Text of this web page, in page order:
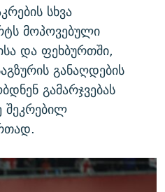
სხვა
მოპოვებული
და ფეხბურთში,
განაღდების
გამარჯვებას
შეკრებილ